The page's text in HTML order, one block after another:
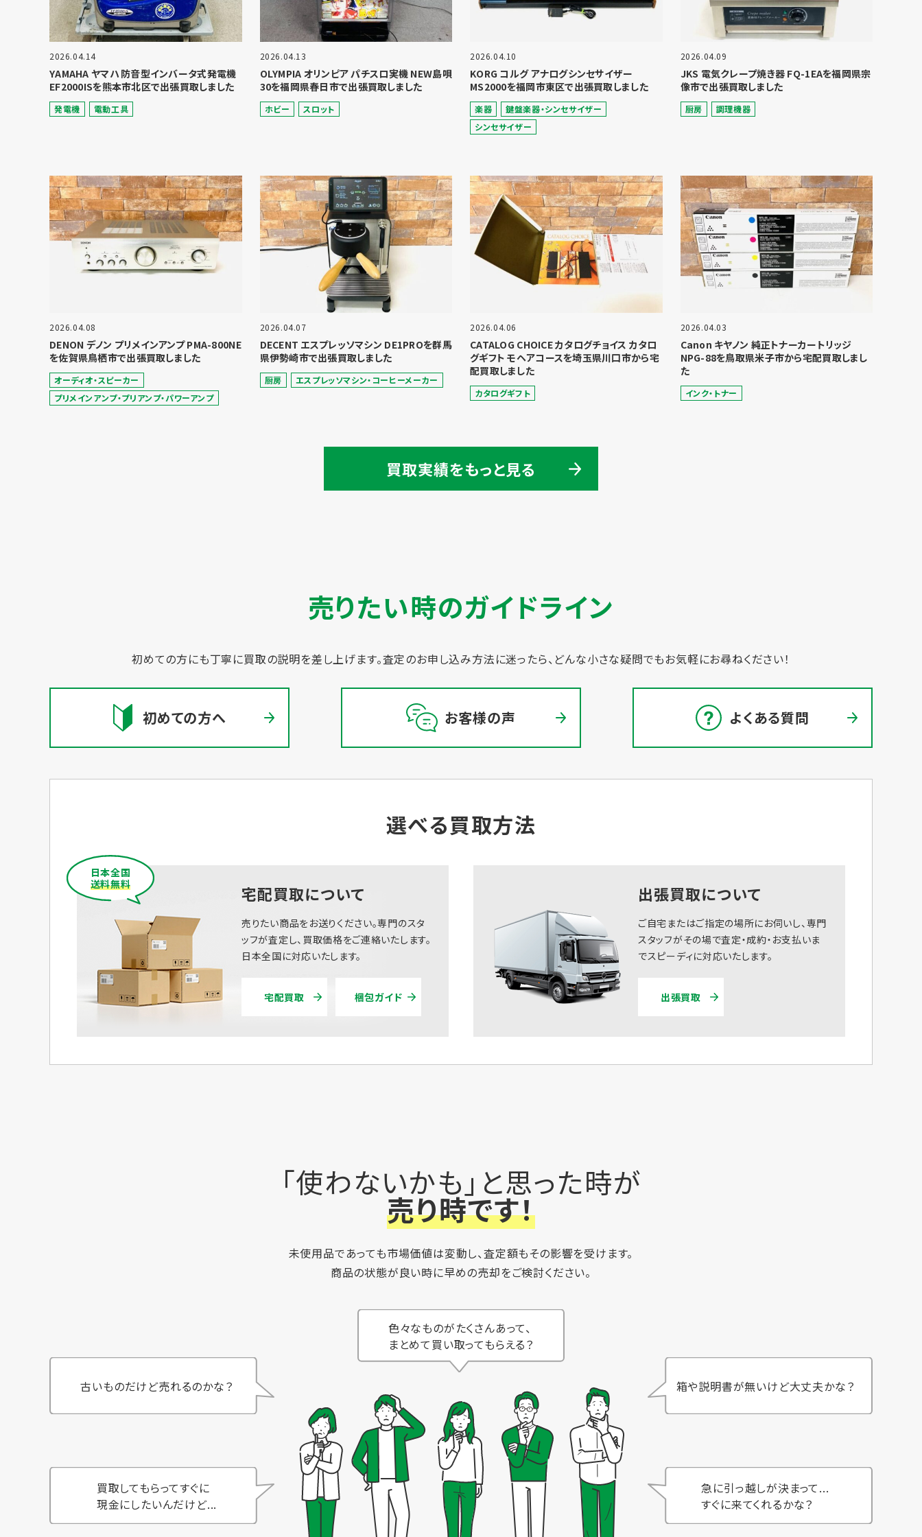
2026.04.14
YAMAHA ヤマハ 防音型インバータ式発電機
EF2000ISを熊本市北区で出張買取しました
発電機 電動⼯具
2026.04.13
OLYMPIA オリンピア パチスロ実機 NEW島唄
30を福岡県春日市で出張買取しました
ホビー スロット
2026.04.10
KORG コルグ アナログシンセサイザー
MS2000を福岡市東区で出張買取しました
楽器
鍵盤楽器・シンセサイザー
シンセサイザー
2026.04.09
JKS 電気クレープ焼き器 FQ-1EAを福岡県宗
像市で出張買取しました
厨房 調理機器
2026.04.08
DENON デノン プリメインアンプ PMA-800NE
を佐賀県鳥栖市で出張買取しました
オーディオ・スピーカー
プリメインアンプ・プリアンプ・パワーアンプ
2026.04.07
DECENT エスプレッソマシン DE1PROを群馬
県伊勢崎市で出張買取しました
厨房 エスプレッソマシン・コーヒーメーカー
2026.04.06
CATALOG CHOICE カタログチョイス カタロ
グギフト モヘアコースを埼玉県川口市から宅
配買取しました
カタログギフト
2026.04.03
Canon キヤノン 純正トナーカートリッジ
NPG-88を鳥取県米子市から宅配買取しまし
た
インク・トナー
買取実績をもっと見る
売りたい時のガイドライン
初めての方にも丁寧に買取の説明を差し上げます。査定のお申し込み方法に迷ったら、どんな小さな疑問でもお気軽にお尋ねください！
初めての方へ お客様の声 よくある質問
選べる買取方法
宅配買取について
日本全国
送料無料
売りたい商品をお送りください。専門のスタ
ッフが査定し、買取価格をご連絡いたします。
日本全国に対応いたします。
宅配買取 梱包ガイド
出張買取について
ご自宅またはご指定の場所にお伺いし、専門
スタッフがその場で査定・成約・お支払いま
でスピーディに対応いたします。
出張買取
「使わないかも」と思った時が
売り時です！
未使用品であっても市場価値は変動し、査定額もその影響を受けます。
商品の状態が良い時に早めの売却をご検討ください。
色々なものがたくさんあって、
まとめて買い取ってもらえる？
古いものだけど売れるのかな？ 箱や説明書が無いけど大丈夫かな？
買取してもらってすぐに
現金にしたいんだけど...
急に引っ越しが決まって...
すぐに来てくれるかな？